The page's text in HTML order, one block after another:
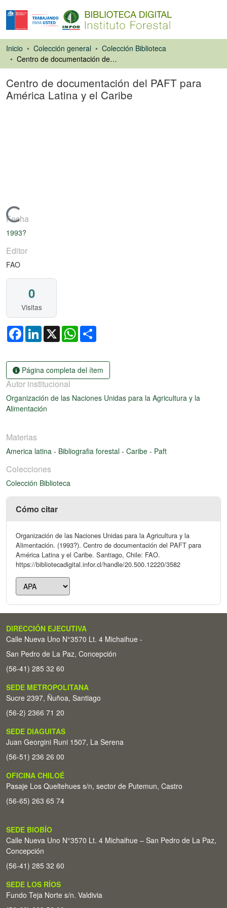
Inicio Colección general
Colección Biblioteca
Centro de documentación del PAFT para América Latina y el Caribe
Centro de documentación del PAFT para
América Latina y el Caribe
Cargando...
Fecha
1993?
Editor
FAO
0
Visitas
FacebookLinkedIn
X WhatsApp
Página completa del ítem
Autor institucional
Organización de las Naciones Unidas para la Agricultura y la
Alimentación
Materias
America latina - Bibliografia forestal - Caribe - Paft
Colecciones
Colección Biblioteca
Cómo citar
Organización de las Naciones Unidas para la Agricultura y la
Alimentación. (1993?). Centro de documentación del PAFT para
América Latina y el Caribe. Santiago, Chile: FAO.
https://bibliotecadigital.infor.cl/handle/20.500.12220/3582
DIRECCIÓN EJECUTIVA
Calle Nueva Uno N°3570 Lt. 4 Michaihue -
San Pedro de La Paz, Concepción
(56-41) 285 32 60
SEDE METROPOLITANA
Sucre 2397, Ñuñoa, Santiago
(56-2) 2366 71 20
SEDE DIAGUITAS
Juan Georgini Runi 1507, La Serena
(56-51) 236 26 00
OFICINA CHILOÉ
Pasaje Los Queltehues s/n, sector de Putemun, Castro
(56-65) 263 65 74
SEDE BIOBÍO
Calle Nueva Uno N°3570 Lt. 4 Michaihue – San Pedro de La Paz,
Concepción
(56-41) 285 32 60
SEDE LOS RÍOS
Fundo Teja Norte s/n. Valdivia